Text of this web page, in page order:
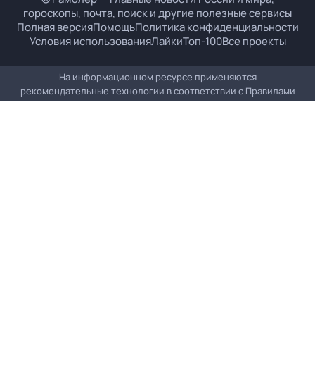
гороскопы, почта, поиск и другие полезные сервисы
Полная версияПомощьПолитика конфиденциальности
Условия использованияЛайкиТоп-100Все проекты
На информационном ресурсе применяются
рекомендательные технологии в соответствии с Правилами